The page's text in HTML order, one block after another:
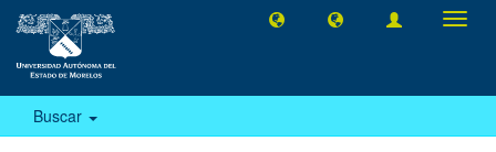
Buscar